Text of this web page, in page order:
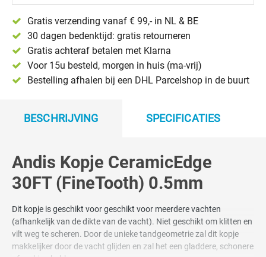
Gratis verzending vanaf € 99,- in NL & BE
30 dagen bedenktijd: gratis retourneren
Gratis achteraf betalen met Klarna
Voor 15u besteld, morgen in huis (ma-vrij)
Bestelling afhalen bij een DHL Parcelshop in de buurt
BESCHRIJVING SPECIFICATIES
Andis Kopje CeramicEdge
30FT (FineTooth) 0.5mm
Dit kopje is geschikt voor geschikt voor meerdere vachten
(afhankelijk van de dikte van de vacht). Niet geschikt om klitten en
vilt weg te scheren. Door de unieke tandgeometrie zal dit kopje
makkelijker door de vacht glijden en zal het een gladdere, schonere